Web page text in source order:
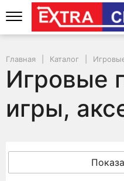
Главная Каталог
Игровые
игры,